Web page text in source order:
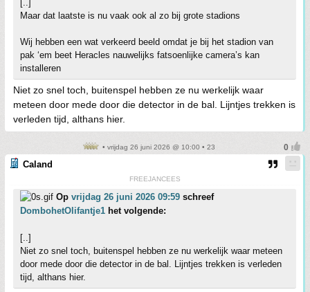
[..]
Maar dat laatste is nu vaak ook al zo bij grote stadions
Wij hebben een wat verkeerd beeld omdat je bij het stadion van
pak ‘em beet Heracles nauwelijks fatsoenlijke camera’s kan
installeren
Niet zo snel toch, buitenspel hebben ze nu werkelijk waar
meteen door mede door die detector in de bal. Lijntjes trekken is
verleden tijd, althans hier.
• vrijdag 26 juni 2026 @ 10:00 • 23
Caland
FREEJANCEES
Op vrijdag 26 juni 2026 09:59 schreef
DombohetOlifantje1 het volgende:
[..]
Niet zo snel toch, buitenspel hebben ze nu werkelijk waar meteen
door mede door die detector in de bal. Lijntjes trekken is verleden
tijd, althans hier.